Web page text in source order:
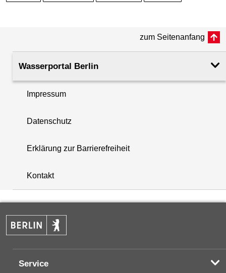
+
−
zum Seitenanfang
Wasserportal Berlin
Impressum
Datenschutz
Erklärung zur Barrierefreiheit
Kontakt
Service